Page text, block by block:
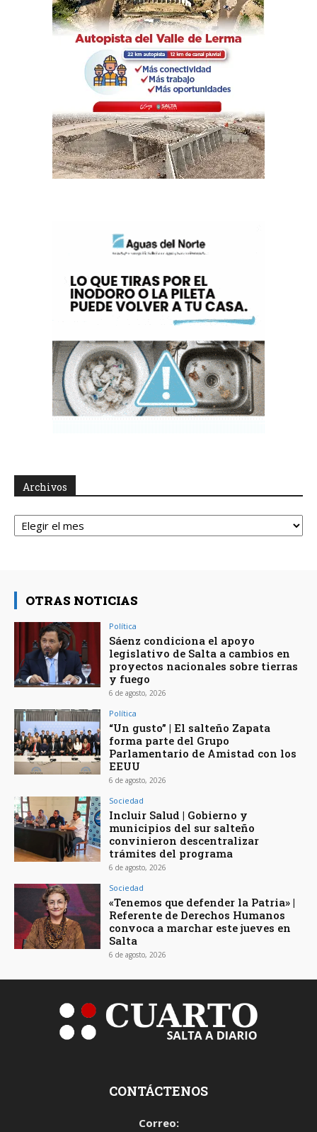
Archivos
Archivos
OTRAS NOTICIAS
Política
Sáenz condiciona el apoyo
legislativo de Salta a cambios en
proyectos nacionales sobre tierras
y fuego
6 de agosto, 2026
Política
“Un gusto” | El salteño Zapata
forma parte del Grupo
Parlamentario de Amistad con los
EEUU
6 de agosto, 2026
Sociedad
Incluir Salud | Gobierno y
municipios del sur salteño
convinieron descentralizar
trámites del programa
6 de agosto, 2026
Sociedad
«Tenemos que defender la Patria» |
Referente de Derechos Humanos
convoca a marchar este jueves en
Salta
6 de agosto, 2026
CONTÁCTENOS
Correo: